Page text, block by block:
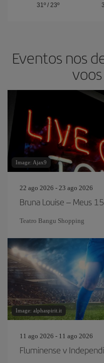
31º/ 23º
Eventos nos
Image: Ajax9
22 ago 2026 - 23 ago 2026
Bruna Louise – Meus
Teatro Bangu Shopping
Image: alphaspirit.it
11 ago 2026 - 11 ago 2026
Fluminense v